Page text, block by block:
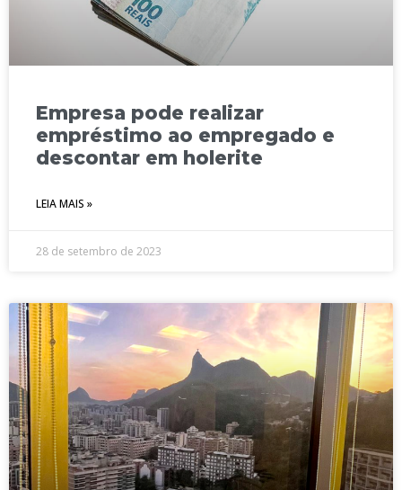
Empresa pode realizar
empréstimo ao empregado e
descontar em holerite
LEIA MAIS »
28 de setembro de 2023